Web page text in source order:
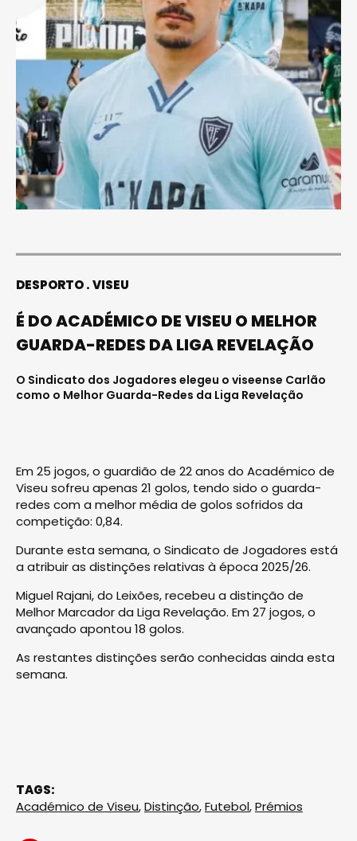
DESPORTO VISEU
É DO ACADÉMICO DE VISEU O MELHOR
GUARDA-REDES DA LIGA REVELAÇÃO
O Sindicato dos Jogadores elegeu o viseense Carlão
como o Melhor Guarda-Redes da Liga Revelação
Em 25 jogos, o guardião de 22 anos do Académico de
Viseu sofreu apenas 21 golos, tendo sido o guarda-
redes com a melhor média de golos sofridos da
competição: 0,84.
Durante esta semana, o Sindicato de Jogadores está
a atribuir as distinções relativas à época 2025/26.
Miguel Rajani, do Leixões, recebeu a distinção de
Melhor Marcador da Liga Revelação. Em 27 jogos, o
avançado apontou 18 golos.
As restantes distinções serão conhecidas ainda esta
semana.
TAGS:
Académico de Viseu,Distinção,Futebol,Prémios